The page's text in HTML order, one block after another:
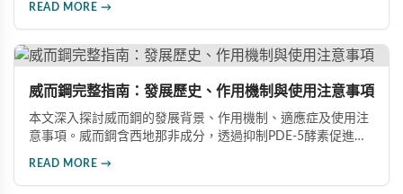
READ MORE →
威而鋼完整指南：發展歷史、作用機制與使用注意事項
本文深入探討威而鋼的發展背景、作用機制、適應症及使用注
意事項。威而鋼含西地那非成分，透過抑制PDE-5酵素促進血
READ MORE →